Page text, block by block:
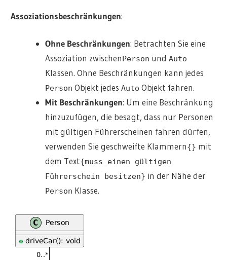
Assoziationsbeschränkungen:
Ohne Beschränkungen: Betrachten Sie eine
Assoziation zwischenPerson undAuto
Klassen. Ohne Beschränkungen kann jedes
Person Objekt jedesAuto Objekt fahren.
Mit Beschränkungen: Um eine Beschränkung
hinzuzufügen, die besagt, dass nur Personen
mit gültigen Führerscheinen fahren dürfen,
verwenden Sie geschweifte Klammern{} mit
dem Text{muss einen gültigen
Führerschein besitzen} in der Nähe der
Person Klasse.